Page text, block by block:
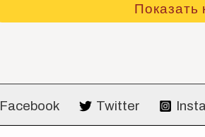
Показать
Facebook Twitter